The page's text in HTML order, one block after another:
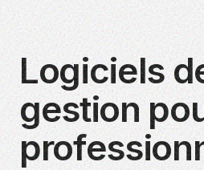
Logiciels
gestion